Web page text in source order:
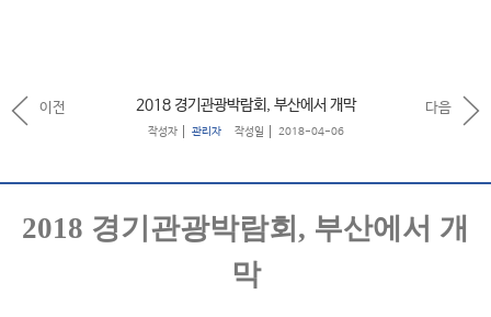
2018 경기관광박람회, 부산에서 개막
작성자 관리자 작성일 2018-04-06
이전 다음
2018 경기관광박람회 , 부산에서 개
막